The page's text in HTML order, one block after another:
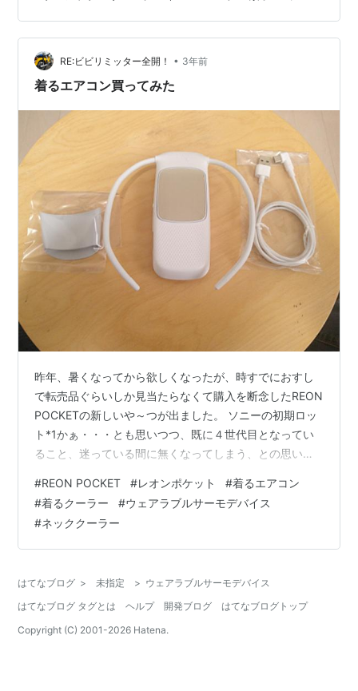
た実体験をもとに、その使用感をレビューします。 ソニ
ー REON POCKET 5 (レオンポケット5) センシングキッ
ト ウェアラブルサーモデバイス Bluetooth スマートフォ
ン連動 USB給電 ペルチェ素子 ＲＥＯＮ…
RE:ビビリミッター全開！ • 3年前
着るエアコン買ってみた
昨年、暑くなってから欲しくなったが、時すでにおすし
で転売品ぐらいしか見当たらなくて購入を断念したREON
POCKETの新しいや～つが出ました。 ソニーの初期ロッ
ト*1かぁ・・・とも思いつつ、既に４世代目となってい
ること、迷っている間に無くなってしまう、との思いか
方なのですが 前モデルREON POCKET 3の時に、内蔵バ
ッテリーだけで使うには動作時間短いよね・・・と買え
なかった悔しさを紛らわしていたのですが、今回のREON
POCKET 4になって、内蔵バッテリー容量が増えて動作
ゃいま…
#REON POCKET #レオンポケット #着るエアコン
#着るクーラー #ウェアラブルサーモデバイス
#ネッククーラー
はてなブログ > 未指定 > ウェアラブルサーモデバイス
はてなブログ タグとは
ヘルプ 開発ブログ
はてなブログトップ
Copyright (C) 2001-2026 Hatena.